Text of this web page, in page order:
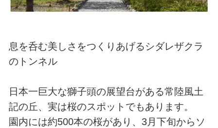
息を呑む美しさをつくりあげるシダレザクラ
のトンネル
日本一巨大な獅子頭の展望台がある常陸風土
記の丘、実は桜のスポットでもあります。
園内には約500本の桜があり、3月下旬からソ